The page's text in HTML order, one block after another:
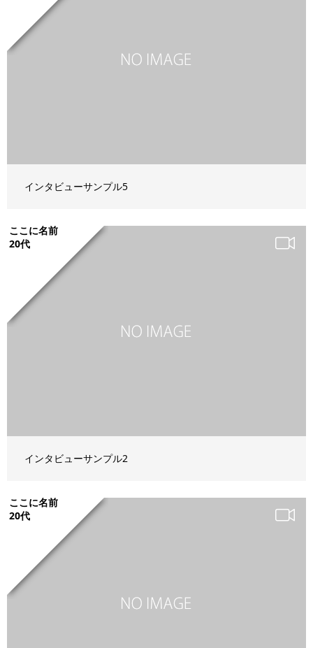
インタビューサンプル5
ここに名前
20代
インタビューサンプル2
ここに名前
20代